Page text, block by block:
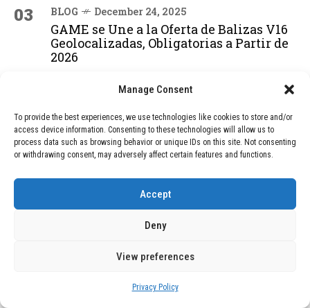
Manage Consent
To provide the best experiences, we use technologies like cookies to store and/or
access device information. Consenting to these technologies will allow us to
process data such as browsing behavior or unique IDs on this site. Not consenting
or withdrawing consent, may adversely affect certain features and functions.
Accept
Deny
View preferences
Privacy Policy
03 BLOG December 24, 2025
GAME se Une a la Oferta de Balizas V16
Geolocalizadas, Obligatorias a Partir de
2026
04
Devastadora Explosión en Residencia
de Ancianos de Pensilvania Deja al
Menos Dos Víctimas Fatales